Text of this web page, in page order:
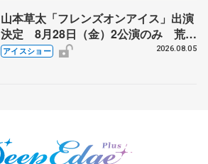
山本草太「フレンズオンアイス」出演
決定 8月28日（金）2公演のみ 荒川
静香さんプロデュース、20周年のアイ
アイスショー 2026.08.05